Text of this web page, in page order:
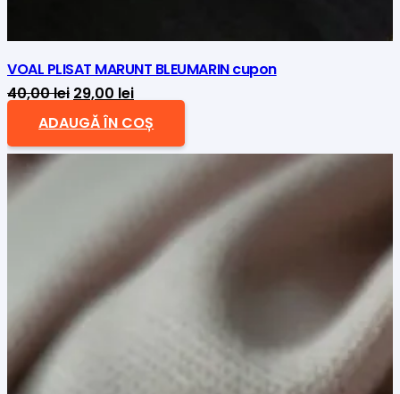
VOAL PLISAT MARUNT BLEUMARIN cupon
40,00lei Prețul
inițial
a
29,00 leiPrețul
curent
este:
29,00 lei.
ADAUGĂ ÎN COȘ